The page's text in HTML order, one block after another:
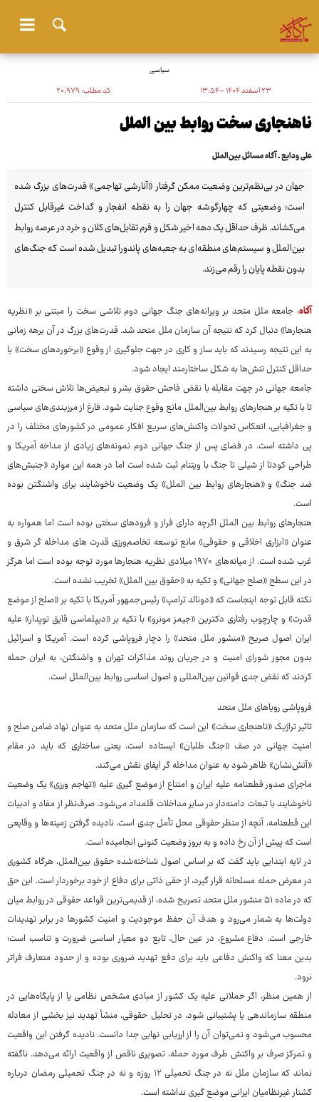
سیاسی
۲۳ اسفند ۱۴۰۴ - ۱۳:۵۴ کد مطلب:۲۰٬۹۷۹
ناهنجاری سخت روابط بین الملل
علی ودایع ـ آگاه مسائل بین‌الملل
جهان در بی‌نظم‌ترین وضعیت ممکن گرفتار «آنارشی تهاجمی» قدرت‌های بزرگ شده
است؛ وضعیتی که چهارگوشه جهان را به نقطه انفجار و گداخت غیرقابل کنترل
می‌کشاند. ظرف حداقل یک دهه اخیر شکل و فرم تقابل‌های کلان و خرد در عرصه روابط
بین‌الملل و سیستم‌های منطقه‌ای به جعبه‌های پاندورا تبدیل شده است که جنگ‌های
بدون نقطه پایان را رقم می‌زند.
آگاه: جامعه ملل متحد بر ویرانه‌های جنگ جهانی دوم تلاشی سخت را مبتنی بر «نظریه
هنجارها» دنبال کرد که نتیجه آن سازمان ملل متحد شد. قدرت‌های بزرگ در آن برهه زمانی
به این نتیجه رسیدند که باید ساز و کاری در جهت جلوگیری از وقوع «برخوردهای سخت» یا
حداقل کنترل تنش‌ها به شکل ساختارمند ایجاد شود.
جامعه جهانی در جهت مقابله با نقض فاحش حقوق بشر و تبعیض‌ها تلاش سختی داشته
تا با تکیه بر هنجارهای روابط بین‌الملل مانع وقوع جنایت شود. فارغ از مرزبندی‌های سیاسی
و جغرافیایی، انعکاس تحولات واکنش‌های سریع افکار عمومی در کشورهای مختلف را در
پی داشته است. در فضای پس از جنگ جهانی دوم نمونه‌های زیادی از مداخه آمریکا و
طراحی کودتا از شیلی تا جنگ با ویتنام ثبت شده است اما در همه این موارد «جنبش‌های
ضد جنگ» و «هنجارهای روابط بین الملل» یک وضعیت ناخوشایند برای واشنگتن بوده
است.
هنجارهای روابط بین الملل اگرچه دارای فراز و فرودهای سختی بوده است اما همواره به
عنوان «ابزاری اخلاقی و حقوقی» مانع توسعه تخاصم‌ورزی قدرت های مداخله گر شرق و
غرب شده است. از میانه‌های ۱۹۷۰ میلادی نظریه هنجارها مورد توجه بوده است اما هرگز
در این سطح «صلح جهانی» و تکیه به «حقوق بین الملل» تخریب نشده است.
نکته قابل توجه اینجاست که «دونالد ترامپ» رئیس‌جمهور آمریکا با تکیه بر «صلح از موضع
قدرت» و چارچوب رفتاری دکترین «جیمز مونرو» با تکیه بر «دیپلماسی قایق توپدار» علیه
ایران اصول صریح «منشور ملل متحد» را دچار فروپاشی کرده است. آمریکا و اسرائیل
بدون مجوز شورای امنیت و در جریان روند مذاکرات تهران و واشنگتن، به ایران حمله
کردند که نقض جدی قوانین بین‌المللی و اصول اساسی روابط بین‌الملل است.
فروپاشی رویاهای ملل متحد
تاثیر تراژیک «ناهنجاری سخت» این است که سازمان ملل متحد به عنوان نهاد ضامن صلح و
امنیت جهانی در صف «جنگ طلبان» ایستاده است، یعنی ساختاری که باید در مقام
«آتش‌نشان» ظاهر شود به عنوان مداخله گر ایفای نقش می‌کند.
ماجرای صدور قطعنامه علیه ایران و امتناع از موضع گیری علیه «تهاجم ورزی» یک وضعیت
ناخوشایند با تبعات دامنه‌دار در سایر مداخلات قلمداد می‌شود. صرف‌نظر از مفاد و ادبیات
این قطعنامه، آنچه از منظر حقوقی محل تأمل جدی است، نادیده گرفتن زمینه‌ها و وقایعی
است که پیش از آن رخ داده و به بروز وضعیت کنونی انجامیده است.
در لایه ابتدایی باید گفت که بر اساس اصول شناخته‌شده حقوق بین‌الملل، هرگاه کشوری
در معرض حمله مسلحانه قرار گیرد، از حقی ذاتی برای دفاع از خود برخوردار است. این حق
که در ماده ۵۱ منشور ملل متحد تصریح شده، از قدیمی‌ترین قواعد حقوقی در روابط میان
دولت‌ها به شمار می‌رود و هدف آن حفظ موجودیت و امنیت کشورها در برابر تهدیدات
خارجی است. دفاع مشروع، در عین حال، تابع دو معیار اساسی ضرورت و تناسب است؛
بدین معنا که واکنش دفاعی باید برای دفع تهدید ضروری بوده و از حدود متعارف فراتر
نرود.
از همین منظر، اگر حملاتی علیه یک کشور از مبادی مشخص نظامی یا از پایگاه‌هایی در
منطقه سازماندهی یا پشتیبانی شود، در تحلیل حقوقی، منشأ تهدید نیز بخشی از معادله
محسوب می‌شود و نمی‌توان آن را از ارزیابی نهایی جدا دانست. نادیده گرفتن این واقعیت
و تمرکز صرف بر واکنش طرف مورد حمله، تصویری ناقص از واقعیت ارائه می‌دهد. ناگفته
نماند که سازمان ملل نه در جنگ تحمیلی ۱۲ روزه و نه در جنگ تحمیلی رمضان درباره
کشتار غیرنظامیان ایرانی موضع گیری نداشته است.